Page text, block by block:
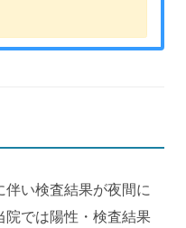
い検査結果が夜間に
院では陽性・検査結果